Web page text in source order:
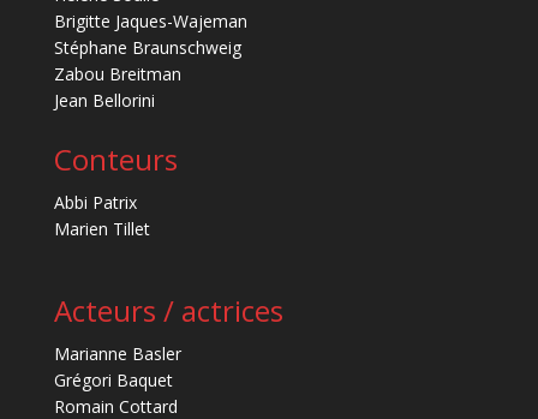
Brigitte Jaques-Wajeman
Stéphane Braunschweig
Zabou Breitman
Jean Bellorini
Conteurs
Abbi Patrix
Marien Tillet
Acteurs / actrices
Marianne Basler
Grégori Baquet
Romain Cottard